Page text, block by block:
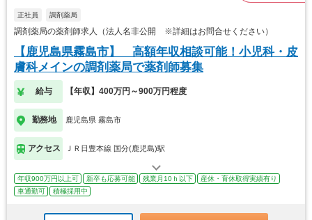
正社員 調剤薬局
調剤薬局の薬剤師求人（法人名非公開 ※詳細はお問合せください）
【鹿児島県霧島市】 高額年収相談可能！小児科・皮
膚科メインの調剤薬局で薬剤師募集
給与 【年収】400万円～900万円程度
勤務地 鹿児島県 霧島市
アクセス ＪＲ日豊本線 国分(鹿児島)駅
年収900万円以上可 新卒も応募可能 残業月10ｈ以下
産休・育休取得実績有り
車通勤可
積極採用中